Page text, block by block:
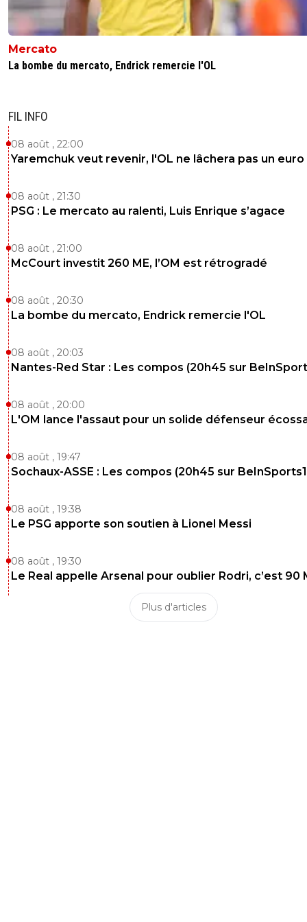
Mercato
La bombe du mercato, Endrick remercie l'OL
FIL INFO
08 août , 22:00
Yaremchuk veut revenir, l'OL ne lâchera pas un euro
08 août , 21:30
PSG : Le mercato au ralenti, Luis Enrique s’agace
08 août , 21:00
McCourt investit 260 ME, l’OM est rétrogradé
08 août , 20:30
La bombe du mercato, Endrick remercie l'OL
08 août , 20:03
Nantes-Red Star : Les compos (20h45 sur
08 août , 20:00
L'OM lance l'assaut pour un solide défenseur
08 août , 19:47
Sochaux-ASSE : Les compos (20h45 sur
08 août , 19:38
Le PSG apporte son soutien à Lionel Messi
08 août , 19:30
Le Real appelle Arsenal pour oublier Rodri, c’est 90
Plus d'articles